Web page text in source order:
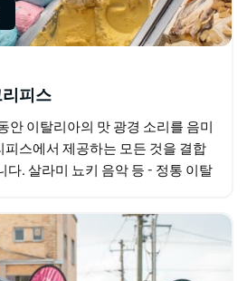
피스
안 이탈리아의 맛 광경 소리를 음미
피스에서 제공하는 모든 것을 결합
. 살라미 뇨키 음악 등 - 정통 이탈